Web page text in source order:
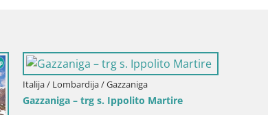
Italija / Lombardija / Bergamo
Events VIVERE BERGAMO 2015